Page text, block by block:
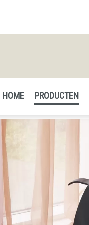
HOME PRODUCTEN